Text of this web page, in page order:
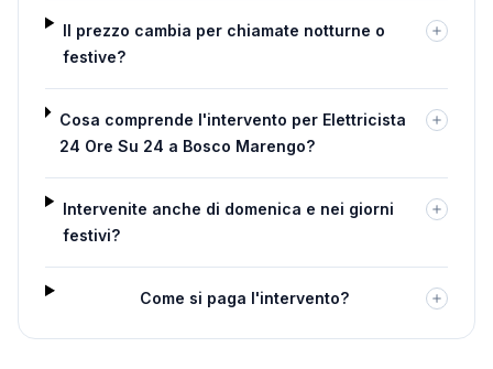
Il prezzo cambia per chiamate notturne o
festive?
Cosa comprende l'intervento per Elettricista
24 Ore Su 24 a Bosco Marengo?
Intervenite anche di domenica e nei giorni
festivi?
Come si paga l'intervento?